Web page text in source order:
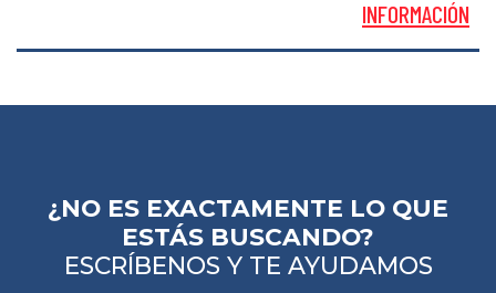
INFORMACIÓN
¿NO ES EXACTAMENTE LO QUE
ESTÁS BUSCANDO?
ESCRÍBENOS Y TE AYUDAMOS